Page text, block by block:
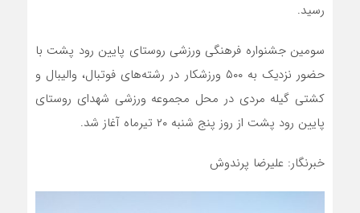
رسید.
سومین جشنواره فرهنگی ورزشی روستای پایین رود پشت با
حضور نزدیک به ۵۰۰ ورزشکار در رشته‌های فوتبال، والیبال و
کشتی گیله مردی در محل مجموعه ورزشی شهدای روستای
پایین رود پشت از روز پنج شنبه ۲۰ تیرماه آغاز شد.
خبرنگار: علیرضا پرندوش